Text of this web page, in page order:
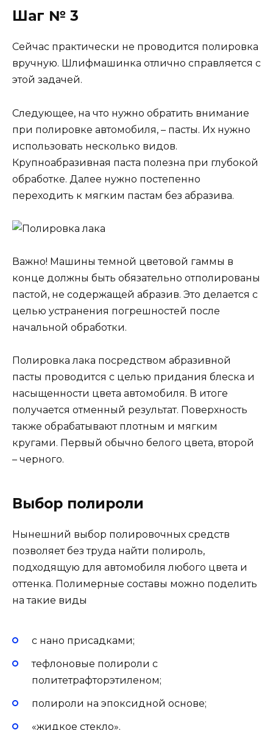
Шаг № 3
Сейчас практически не проводится полировка
вручную. Шлифмашинка отлично справляется с
этой задачей.
Следующее, на что нужно обратить внимание
при полировке автомобиля, – пасты. Их нужно
использовать несколько видов.
Крупноабразивная паста полезна при глубокой
обработке. Далее нужно постепенно
переходить к мягким пастам без абразива.
Важно! Машины темной цветовой гаммы в
конце должны быть обязательно отполированы
пастой, не содержащей абразив. Это делается с
целью устранения погрешностей после
начальной обработки.
Полировка лака посредством абразивной
пасты проводится с целью придания блеска и
насыщенности цвета автомобиля. В итоге
получается отменный результат. Поверхность
также обрабатывают плотным и мягким
кругами. Первый обычно белого цвета, второй
– черного.
Выбор полироли
Нынешний выбор полировочных средств
позволяет без труда найти полироль,
подходящую для автомобиля любого цвета и
оттенка. Полимерные составы можно поделить
на такие виды
с нано присадками;
тефлоновые полироли с
политетрафторэтиленом;
полироли на эпоксидной основе;
«жидкое стекло».